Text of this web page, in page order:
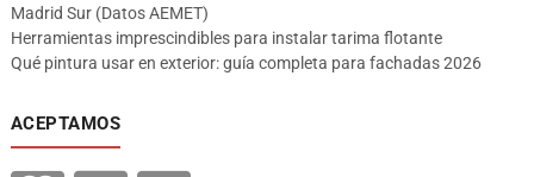
Madrid Sur (Datos AEMET)
Herramientas imprescindibles para instalar tarima flotante
Qué pintura usar en exterior: guía completa para fachadas 2026
ACEPTAMOS